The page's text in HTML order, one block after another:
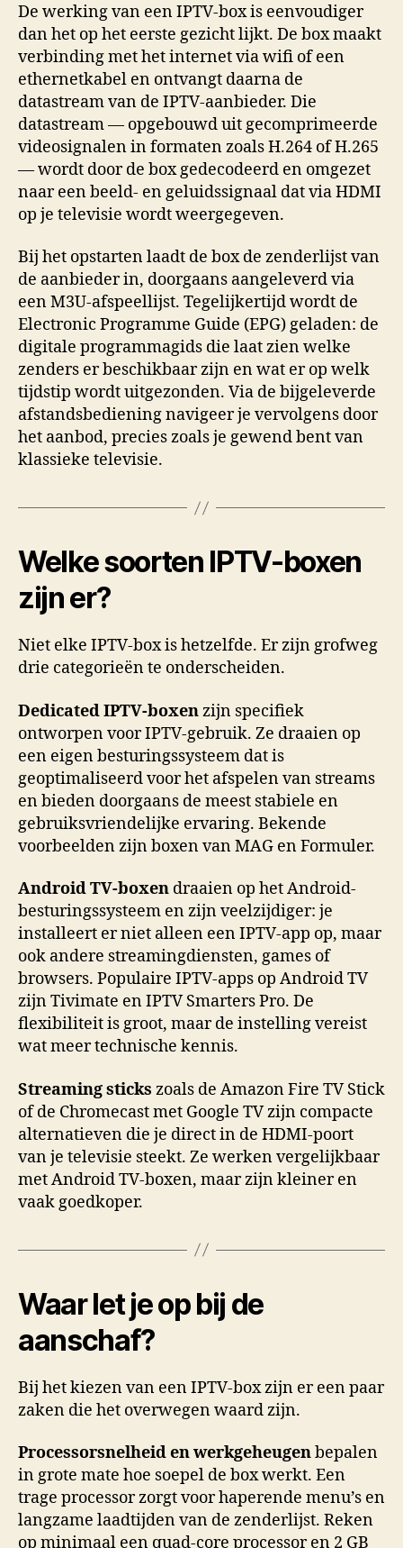
De werking van een IPTV-box is eenvoudiger
dan het op het eerste gezicht lijkt. De box maakt
verbinding met het internet via wifi of een
ethernetkabel en ontvangt daarna de
datastream van de IPTV-aanbieder. Die
datastream — opgebouwd uit gecomprimeerde
videosignalen in formaten zoals H.264 of H.265
— wordt door de box gedecodeerd en omgezet
naar een beeld- en geluidssignaal dat via HDMI
op je televisie wordt weergegeven.
Bij het opstarten laadt de box de zenderlijst van
de aanbieder in, doorgaans aangeleverd via
een M3U-afspeellijst. Tegelijkertijd wordt de
Electronic Programme Guide (EPG) geladen: de
digitale programmagids die laat zien welke
zenders er beschikbaar zijn en wat er op welk
tijdstip wordt uitgezonden. Via de bijgeleverde
afstandsbediening navigeer je vervolgens door
het aanbod, precies zoals je gewend bent van
klassieke televisie.
Welke soorten IPTV-boxen
zijn er?
Niet elke IPTV-box is hetzelfde. Er zijn grofweg
drie categorieën te onderscheiden.
Dedicated IPTV-boxenzijn specifiek
ontworpen voor IPTV-gebruik. Ze draaien op
een eigen besturingssysteem dat is
geoptimaliseerd voor het afspelen van streams
en bieden doorgaans de meest stabiele en
gebruiksvriendelijke ervaring. Bekende
voorbeelden zijn boxen van MAG en Formuler.
Android TV-boxen draaien op het Android-
besturingssysteem en zijn veelzijdiger: je
installeert er niet alleen een IPTV-app op, maar
ook andere streamingdiensten, games of
browsers. Populaire IPTV-apps op Android TV
zijn Tivimate en IPTV Smarters Pro. De
flexibiliteit is groot, maar de instelling vereist
wat meer technische kennis.
Streaming sticks zoals de Amazon Fire TV Stick
of de Chromecast met Google TV zijn compacte
alternatieven die je direct in de HDMI-poort
van je televisie steekt. Ze werken vergelijkbaar
met Android TV-boxen, maar zijn kleiner en
vaak goedkoper.
Waar let je op bij de
aanschaf?
Bij het kiezen van een IPTV-box zijn er een paar
zaken die het overwegen waard zijn.
Processorsnelheid en werkgeheugenbepalen
in grote mate hoe soepel de box werkt. Een
trage processor zorgt voor haperende menu’s en
langzame laadtijden van de zenderlijst. Reken
op minimaal een quad-core processor en 2 GB